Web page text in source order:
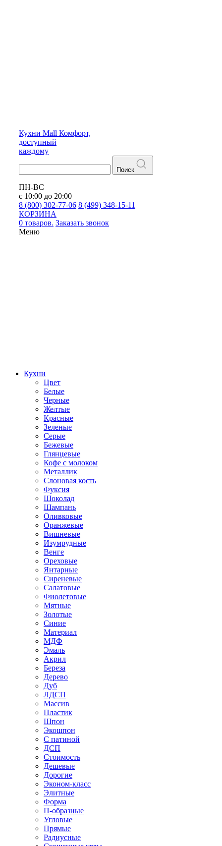
Кухни Mall Комфорт,
доступный
каждому
Поиск
ПН-ВС
с 10:00 до 20:00
8 (800) 302-77-06 8 (499) 348-15-11
КОРЗИНА
0 товаров. Заказать звонок
Меню
Кухни
Цвет
Белые
Черные
Желтые
Красные
Зеленые
Серые
Бежевые
Глянцевые
Кофе с молоком
Металлик
Слоновая кость
Фуксия
Шоколад
Шампань
Оливковые
Оранжевые
Вишневые
Изумрудные
Венге
Ореховые
Янтарные
Сиреневые
Салатовые
Фиолетовые
Мятные
Золотые
Синие
Материал
МДФ
Эмаль
Акрил
Береза
Дерево
Дуб
ЛДСП
Массив
Пластик
Шпон
Экошпон
С патиной
ДСП
Стоимость
Дешевые
Дорогие
Эконом-класс
Элитные
Форма
П-образные
Угловые
Прямые
Радиусные